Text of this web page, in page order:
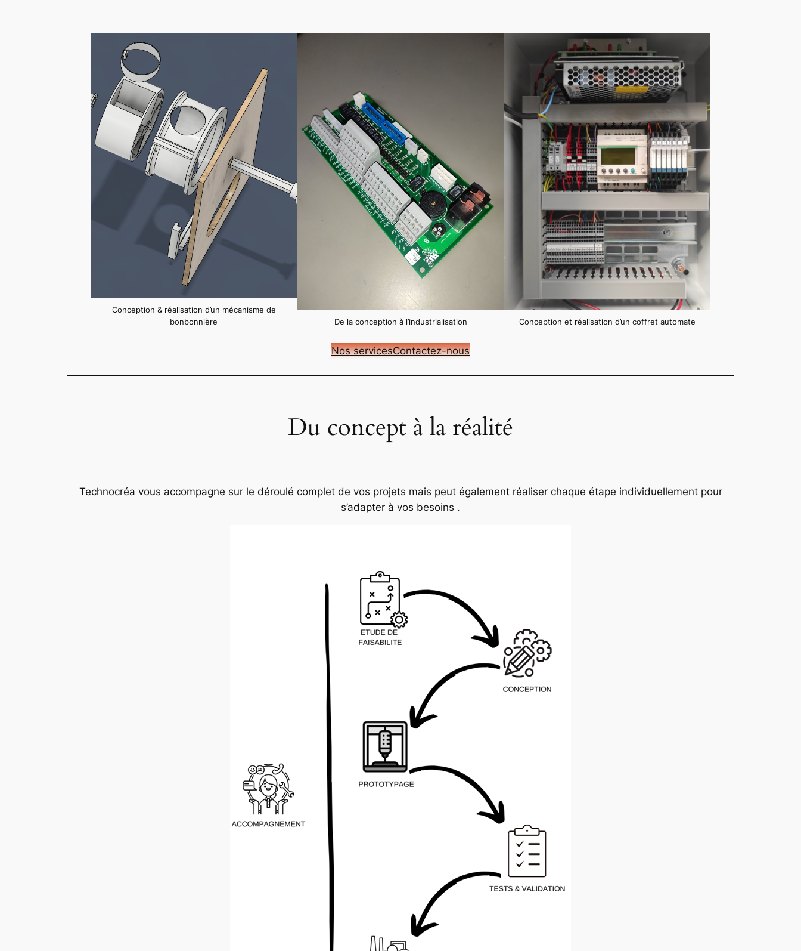
Conception & réalisation d’un mécanisme de
bonbonnière
De la conception à l’industrialisation Conception et réalisation d’un coffret automate
Nos servicesContactez-nous
Du concept à la réalité
Technocréa vous accompagne sur le déroulé complet de vos projets mais peut également réaliser chaque étape individuellement pour
s’adapter à vos besoins .